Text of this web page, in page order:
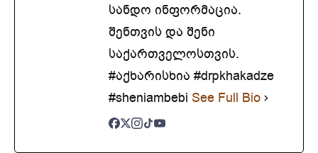
სანდო ინფორმაცია.
შენთვის და შენი
საქართველოსთვის.
#აქხარისხია #drpkhakadze
#sheniambebi See Full Bio